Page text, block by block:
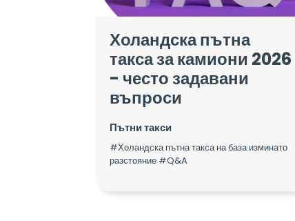
Холандска пътна
такса за камиони 2026
- често задавани
въпроси
Пътни такси
#Холандска пътна такса на база изминато
разстояние #Q&A